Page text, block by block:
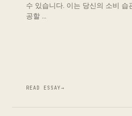
수 있습니다. 이는 당신의 소비 습
공할 …
READ ESSAY→